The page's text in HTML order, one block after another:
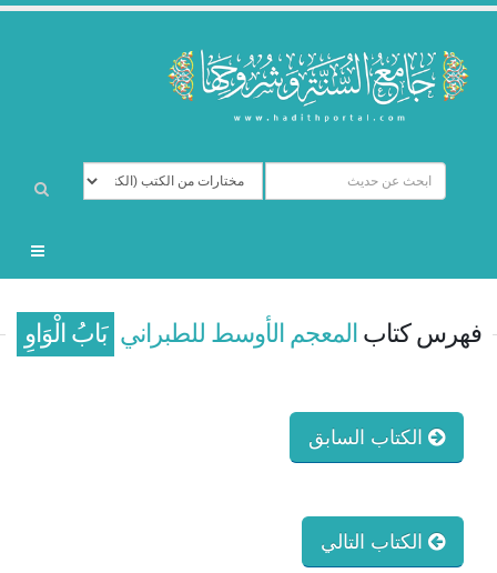
فهرس كتاب المعجم الأوسط للطبراني بَابُ الْوَاوِ
الكتاب السابق
الكتاب التالي